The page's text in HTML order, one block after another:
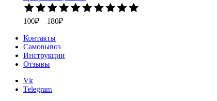
–
100₽ – 180₽Диапазон
180₽
Контакты
Самовывоз
Инструкции
Отзывы
Vk
Telegram